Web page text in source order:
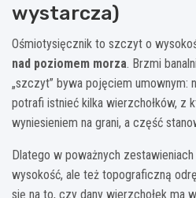
wystarcza)
Ośmiotysięcznik to szczyt o
nad poziomem morza. Brzmi
„szczyt” bywa pojęciem umownym:
potrafi istnieć kilka wierzchołków, z
wyniesieniem na grani, a część
Dlatego w poważnych
wysokość, ale też topograficzną
się na to, czy dany wierzchołek ma